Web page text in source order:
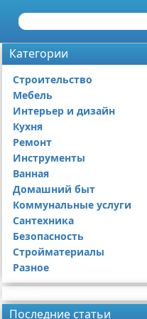
Категории
Строительство
Мебель
Интерьер и дизайн
Дизайн дачи
Дизайн квартиры
Кухня
Посуда
Ремонт
Ремонт дачи
Ремонт квартиры
Инструменты
Ванная
Домашний быт
Коммунальные услуги
Сантехника
Безопасность
Стройматериалы
Разное
Последние статьи